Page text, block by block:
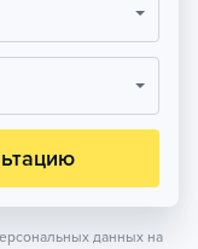
данных на